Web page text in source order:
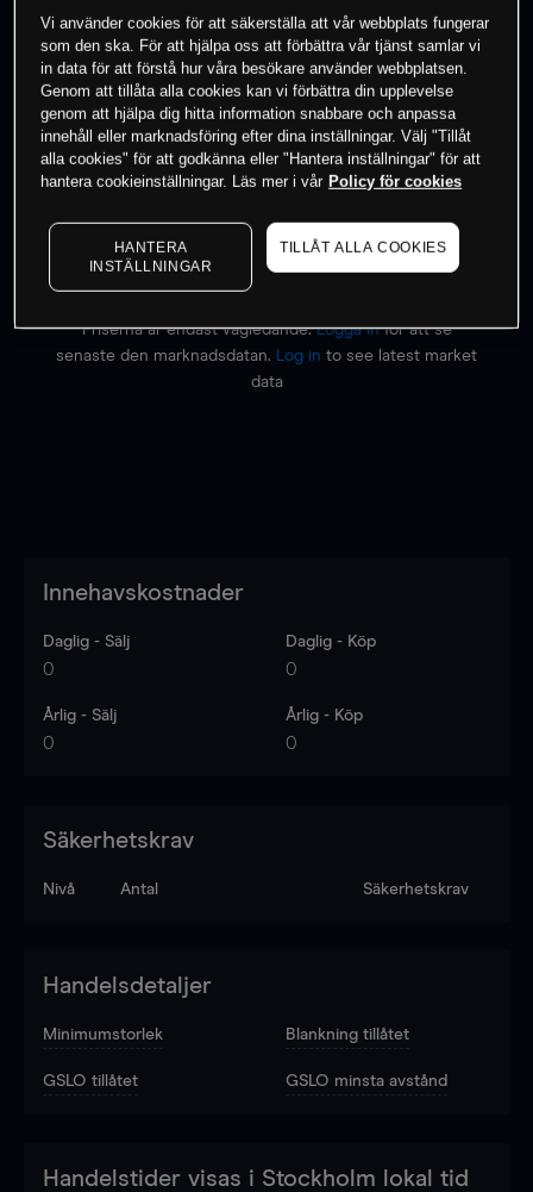
0% av kunderna har en position i detta
instrument
Börja handla
Priserna är endast vägledande.Logga inför att se
senaste den marknadsdatan.
Log in to see latest market
data
Innehavskostnader
Daglig - Sälj
0
Daglig - Köp
0
Årlig - Sälj
0
Årlig - Köp
0
Säkerhetskrav
Nivå Antal Säkerhetskrav
Handelsdetaljer
Minimumstorlek Blankning tillåtet
GSLO tillåtet GSLO minsta avstånd
Handelstider visas i Stockholm lokal tid
Vi använder cookies för att säkerställa att vår webbplats fungerar
som den ska. För att hjälpa oss att förbättra vår tjänst samlar vi
in data för att förstå hur våra besökare använder webbplatsen.
Genom att tillåta alla cookies kan vi förbättra din upplevelse
genom att hjälpa dig hitta information snabbare och anpassa
innehåll eller marknadsföring efter dina inställningar. Välj "Tillåt
alla cookies" för att godkänna eller "Hantera inställningar" för att
hantera cookieinställningar. Läs mer i vår Policy för cookies
HANTERA
INSTÄLLNINGAR
TILLÅT ALLA COOKIES